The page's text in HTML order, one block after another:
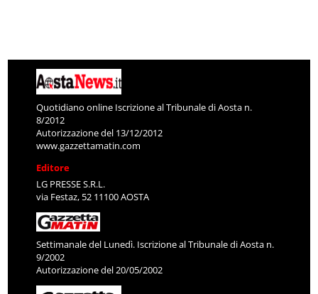
Quotidiano online Iscrizione al Tribunale di Aosta n.
8/2012
Autorizzazione del 13/12/2012
www.gazzettamatin.com
Editore
LG PRESSE S.R.L.
via Festaz, 52 11100 AOSTA
Settimanale del Lunedì. Iscrizione al Tribunale di Aosta n.
9/2002
Autorizzazione del 20/05/2002